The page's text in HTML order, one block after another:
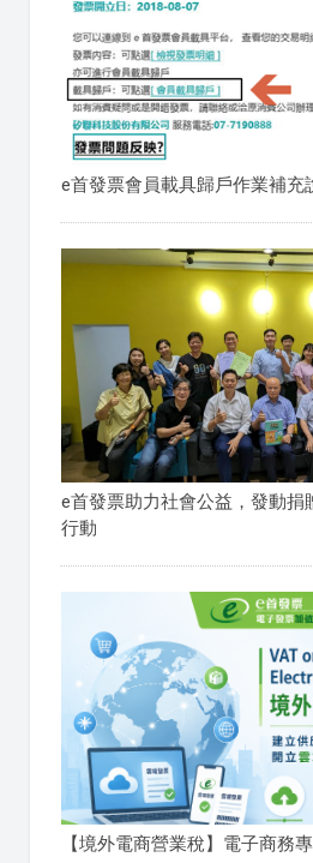
e首發票會員載具歸戶作業補充
e首發票助力社會公益，發動捐
行動
【境外電商營業稅】電子商務